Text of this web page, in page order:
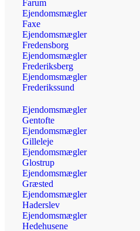
Farum
Ejendomsmægler
Faxe
Ejendomsmægler
Fredensborg
Ejendomsmægler
Frederiksberg
Ejendomsmægler
Frederikssund
Ejendomsmægler
Gentofte
Ejendomsmægler
Gilleleje
Ejendomsmægler
Glostrup
Ejendomsmægler
Græsted
Ejendomsmægler
Haderslev
Ejendomsmægler
Hedehusene